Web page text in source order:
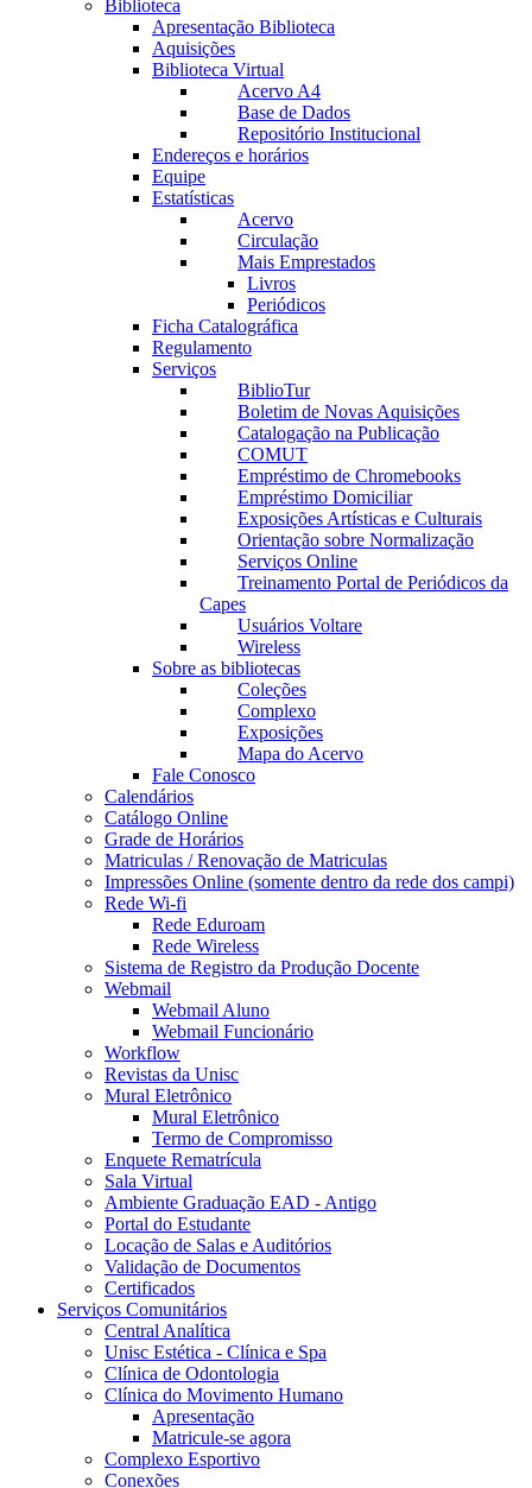
Biblioteca
Apresentação Biblioteca
Aquisições
Biblioteca Virtual
Acervo A4
Base de Dados
Repositório Institucional
Endereços e horários
Equipe
Estatísticas
Acervo
Circulação
Mais Emprestados
Livros
Periódicos
Ficha Catalográfica
Regulamento
Serviços
BiblioTur
Boletim de Novas Aquisições
Catalogação na Publicação
COMUT
Empréstimo de Chromebooks
Empréstimo Domiciliar
Exposições Artísticas e Culturais
Orientação sobre Normalização
Serviços Online
Treinamento Portal de Periódicos da
Capes
Usuários Voltare
Wireless
Sobre as bibliotecas
Coleções
Complexo
Exposições
Mapa do Acervo
Fale Conosco
Calendários
Catálogo Online
Grade de Horários
Matriculas / Renovação de Matriculas
Impressões Online (somente dentro da rede dos campi)
Rede Wi-fi
Rede Eduroam
Rede Wireless
Sistema de Registro da Produção Docente
Webmail
Webmail Aluno
Webmail Funcionário
Workflow
Revistas da Unisc
Mural Eletrônico
Mural Eletrônico
Termo de Compromisso
Enquete Rematrícula
Sala Virtual
Ambiente Graduação EAD - Antigo
Portal do Estudante
Locação de Salas e Auditórios
Validação de Documentos
Certificados
Serviços Comunitários
Central Analítica
Unisc Estética - Clínica e Spa
Clínica de Odontologia
Clínica do Movimento Humano
Apresentação
Matricule-se agora
Complexo Esportivo
Conexões